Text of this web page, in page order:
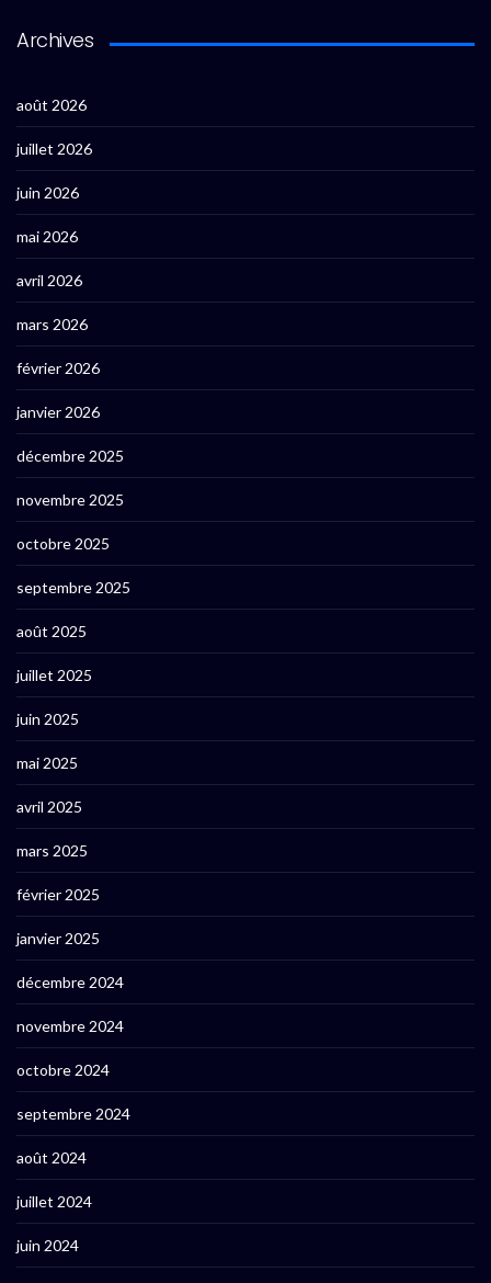
Archives
août 2026
juillet 2026
juin 2026
mai 2026
avril 2026
mars 2026
février 2026
janvier 2026
décembre 2025
novembre 2025
octobre 2025
septembre 2025
août 2025
juillet 2025
juin 2025
mai 2025
avril 2025
mars 2025
février 2025
janvier 2025
décembre 2024
novembre 2024
octobre 2024
septembre 2024
août 2024
juillet 2024
juin 2024